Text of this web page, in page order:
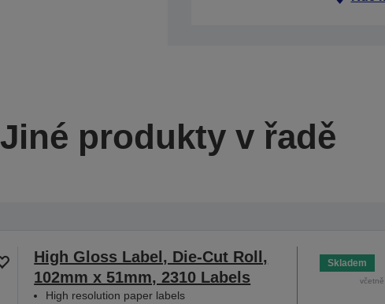
Jiné produkty v řadě
High Gloss Label, Die-Cut Roll,
102mm x 51mm, 2310 Labels
High resolution paper labels
Skladem